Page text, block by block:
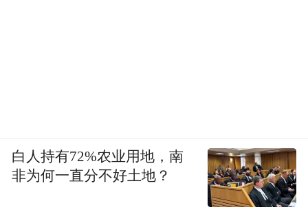
白人持有72%农业用地，南
非为何一直分不好土地？